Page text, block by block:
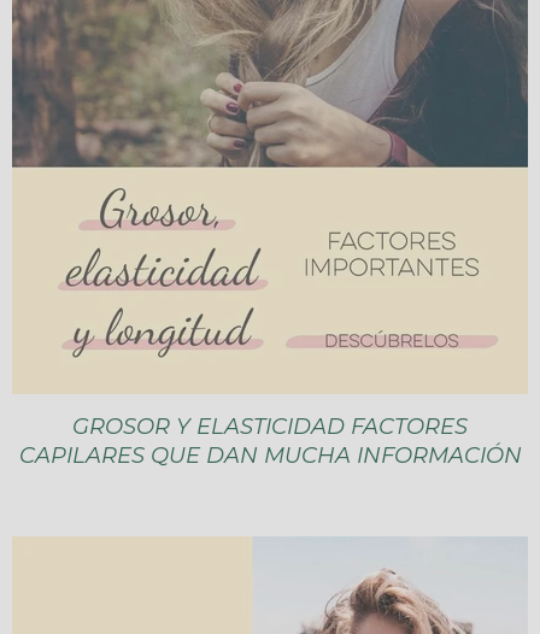
GROSOR Y ELASTICIDAD FACTORES
CAPILARES QUE DAN MUCHA INFORMACIÓN